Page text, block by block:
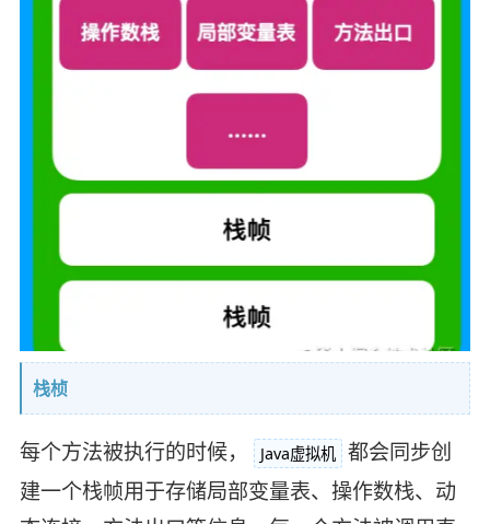
栈桢
每个方法被执行的时候， Java虚拟机 都会同步创
建一个栈帧用于存储局部变量表、操作数栈、动